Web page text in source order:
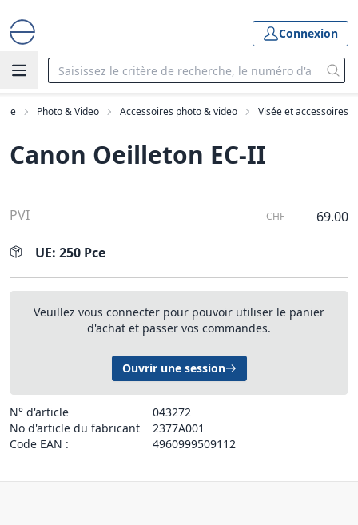
Connexion
Photo & Video Accessoires photo & video Visée et accessoires
Canon Oeilleton EC-II
PVI CHF 69.00
UE: 250 Pce
Veuillez vous connecter pour pouvoir utiliser le panier
d'achat et passer vos commandes.
Ouvrir une session
N° d'article
043272
No d'article du fabricant
2377A001
Code EAN :
4960999509112